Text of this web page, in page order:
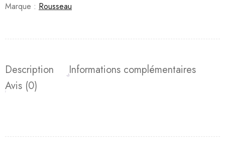
Marque : Rousseau
Description
Informations complémentaires
Avis (0)